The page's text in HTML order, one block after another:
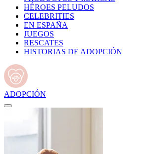
HÉROES PELUDOS
CELEBRITIES
EN ESPAÑA
JUEGOS
RESCATES
HISTORIAS DE ADOPCIÓN
ADOPCIÓN